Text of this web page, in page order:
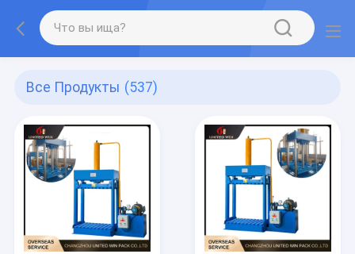
Все Продукты (537)